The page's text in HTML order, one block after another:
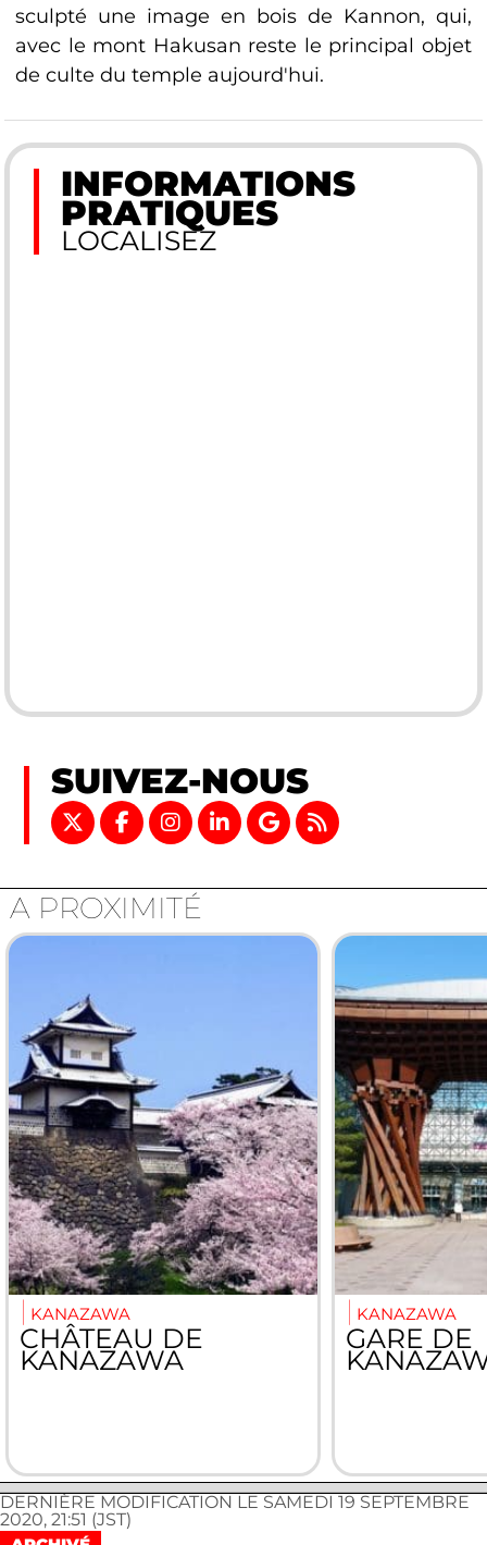
sculpté une image en bois de Kannon, qui,
avec le mont Hakusan reste le principal objet
de culte du temple aujourd'hui.
INFORMATIONS
PRATIQUES
LOCALISEZ
SUIVEZ-NOUS
A PROXIMITÉ
KANAZAWA
CHÂTEAU DE
KANAZAWA
KANAZAWA
GARE DE
DERNIÈRE MODIFICATION LE SAMEDI 19 SEPTEMBRE
2020, 21:51 (JST)